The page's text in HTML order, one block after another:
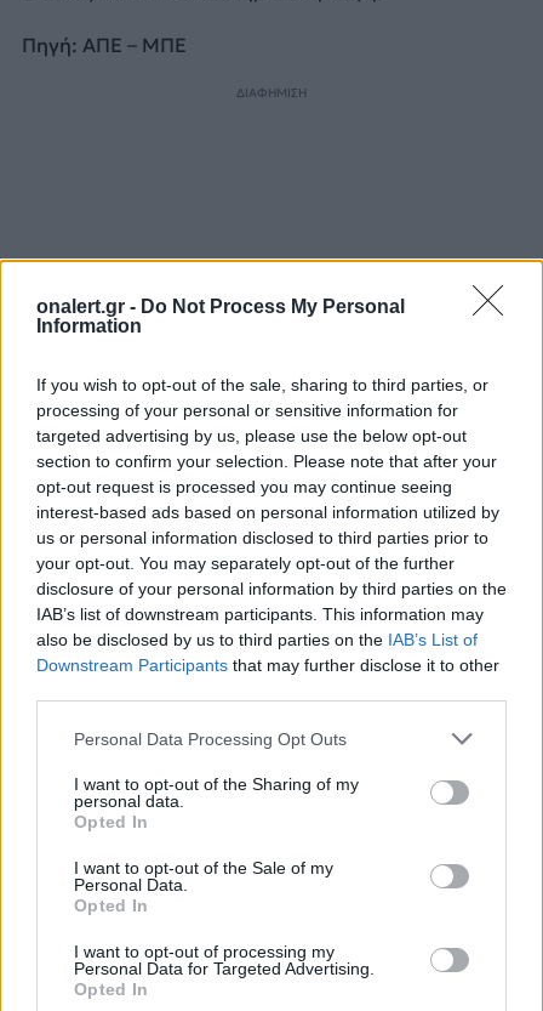
onalert.gr - Do Not Process My Personal
Information
If you wish to opt-out of the sale, sharing to third parties, or
processing of your personal or sensitive information for
targeted advertising by us, please use the below opt-out
section to confirm your selection. Please note that after your
opt-out request is processed you may continue seeing
interest-based ads based on personal information utilized by
us or personal information disclosed to third parties prior to
your opt-out. You may separately opt-out of the further
disclosure of your personal information by third parties on the
IAB’s list of downstream participants. This information may
also be disclosed by us to third parties on the IAB’s List of
Downstream Participants that may further disclose it to other
Personal Data Processing Opt Outs
I want to opt-out of the Sharing of my
personal data.
Opted In
I want to opt-out of the Sale of my
Personal Data.
Opted In
I want to opt-out of processing my
Personal Data for Targeted Advertising.
Opted In
Πηγή: AΠΕ – ΜΠΕ
ΔΙΑΦΗΜΙΣΗ
Ακολουθήστε το onalert.gr στο Google
Newsκαι μάθετε πρώτοι όλες τις ειδήσεις
για την άμυνα.
ΒΛΑΝΤΙΜΙΡ ΠΟΥΤΙΝ ΠΥΡΗΝΙΚΑ ΟΠΛΑ ΡΩΣΙΑ